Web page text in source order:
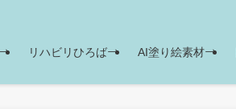
リハビリひろば AI塗り絵素材